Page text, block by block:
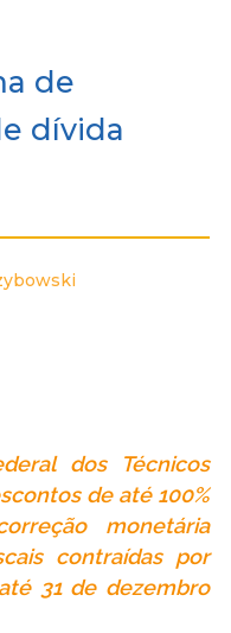
de
dívida
dos Técnicos
de até 100%
monetária
contraídas por
31 de dezembro